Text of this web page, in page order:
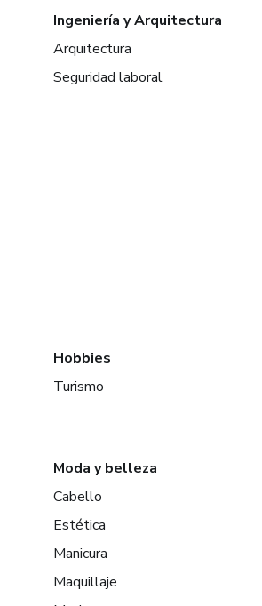
Ingeniería y Arquitectura
Arquitectura
Seguridad laboral
Hobbies
Turismo
Moda y belleza
Cabello
Estética
Manicura
Maquillaje